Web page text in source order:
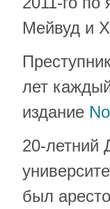
Мейвуд и
лет
издание
20-летний
был